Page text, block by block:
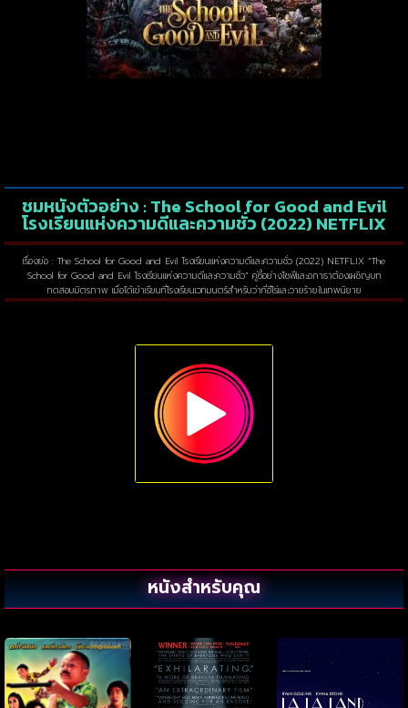
ชมหนังตัวอย่าง : The School for Good and Evil
โรงเรียนแห่งความดีและความชั่ว (2022) NETFLIX
เรื่องย่อ : The School for Good and Evil โรงเรียนแห่งความดีและความชั่ว (2022) NETFLIX “The
School for Good and Evil โรงเรียนแห่งความดีและความชั่ว” คู่ซี้อย่างโซฟีและอกาธาต้องเผชิญบท
ทดสอบมิตรภาพ เมื่อได้เข้าเรียนที่โรงเรียนเวทมนตร์สำหรับว่าที่ฮีโร่และวายร้ายในเทพนิยาย
หนังสำหรับคุณ